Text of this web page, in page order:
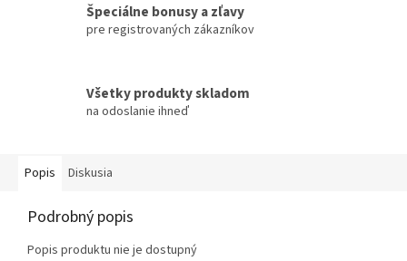
Špeciálne bonusy a zľavy
pre registrovaných zákazníkov
Všetky produkty skladom
na odoslanie ihneď
Popis Diskusia
Podrobný popis
Popis produktu nie je dostupný